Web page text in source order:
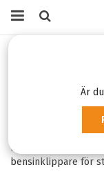
Är
Gräsmatta
En gräsklippare är
hittar du allt från
bensinklippare för